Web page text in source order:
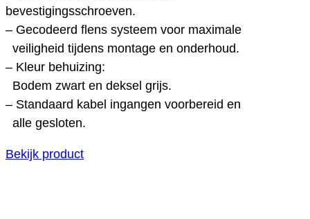
bevestigingsschroeven.
– Gecodeerd flens systeem voor maximale
veiligheid tijdens montage en onderhoud.
– Kleur behuizing:
Bodem zwart en deksel grijs.
– Standaard kabel ingangen voorbereid en
alle gesloten.
Bekijk product